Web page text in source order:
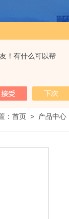
！有什么可以帮
： 首页 > 产品中心